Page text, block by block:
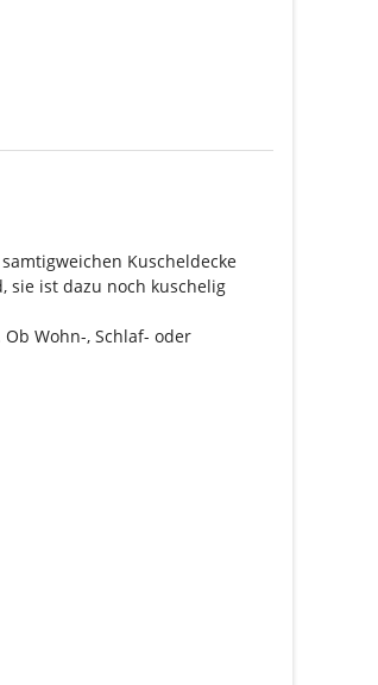
Kuscheldecke
sie ist dazu noch kuschelig
Wohn-, Schlaf- oder